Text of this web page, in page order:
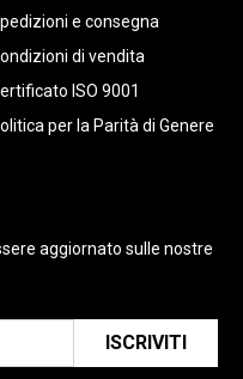
e consegna
di vendita
ISO 9001
per la Parità di Genere
aggiornato sulle nostre
ISCRIVITI